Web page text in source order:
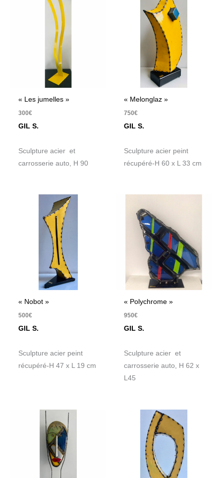
« Les jumelles »
300€
GIL S.
Sculpture acier et
carrosserie auto, H 90
« Melonglaz »
750€
GIL S.
Sculpture acier peint
récupéré-H 60 x L 33 cm
« Nobot »
500€
GIL S.
Sculpture acier peint
récupéré-H 47 x L 19 cm
« Polychrome »
950€
GIL S.
Sculpture acier et
carrosserie auto, H 62 x
L45